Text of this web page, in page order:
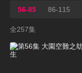
56-85 86-115
全257集